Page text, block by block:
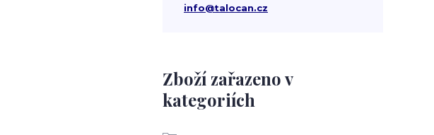
Zboží zařazeno v
kategoriích
info@talocan.cz